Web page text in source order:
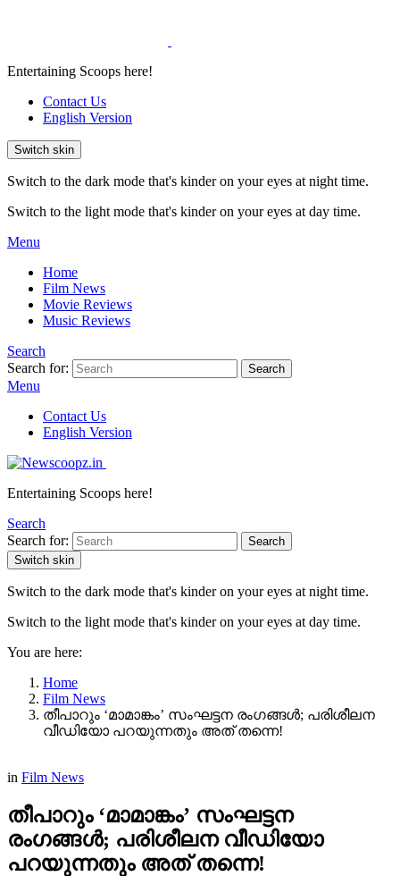
Entertaining Scoops here!
Contact Us
English Version
Switch skin
Switch to the dark mode that's kinder on your eyes at night time.
Switch to the light mode that's kinder on your eyes at day time.
Menu
Home
Film News
Movie Reviews
Music Reviews
Search
Search for:
Search
Menu
Contact Us
English Version
Entertaining Scoops here!
Search
Search for:
Search
Switch skin
Switch to the dark mode that's kinder on your eyes at night time.
Switch to the light mode that's kinder on your eyes at day time.
You are here:
Home
Film News
തീപാറും ‘മാമാങ്കം’ സംഘട്ടന രംഗങ്ങൾ; പരിശീലന
വീഡിയോ പറയുന്നതും അത് തന്നെ!
in Film News
തീപാറും ‘മാമാങ്കം’ സംഘട്ടന
രംഗങ്ങൾ; പരിശീലന വീഡിയോ
പറയുന്നതും അത് തന്നെ!